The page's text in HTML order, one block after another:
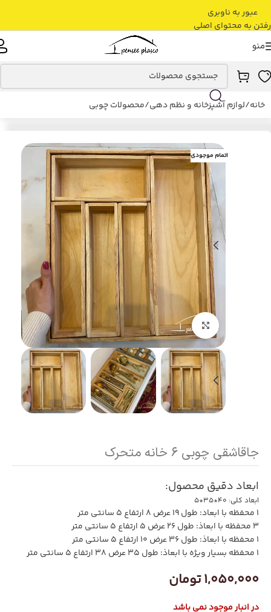
عبور به ناوبری
رفتن به محتوای اصلی
منو
خانه/لوازم آشپزخانه و نظم دهی/محصولات چوبی
اتمام موجودی
بزرگنمایی تصویر
جاقاشقی چوبی ۶ خانه متحرک
ابعاد دقیق محصول:
ابعاد کلی: 40*35*5
1 محفظه با ابعاد: طول 19 عرض 8 ارتفاع 5 سانتی متر
3 محفظه با ابعاذ: طول 26 عرض 5 ارتفاع 5 سانتی متر
1 محفظه با ابعاذ: طول 36 عرض 10 ارتفاع 5 سانتی متر
1 محفظه بسیار ویژه با ابعاذ: طول 35 عرض 38 ارتفاع 5 سانتی متر
1,050,000تومان
در انبار موجود نمی باشد